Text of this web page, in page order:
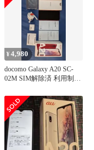
¥4,980
docomo Galaxy A20 SC-
02M SIM解除済 利用制限